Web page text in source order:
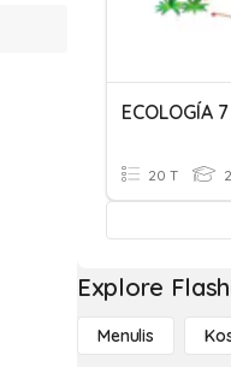
20 T
Explore
Menulis